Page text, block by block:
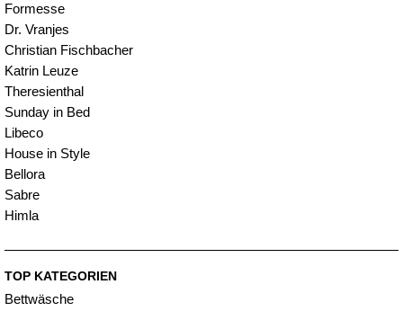
Formesse
Dr. Vranjes
Christian Fischbacher
Katrin Leuze
Theresienthal
Sunday in Bed
Libeco
House in Style
Bellora
Sabre
Himla
TOP KATEGORIEN
Bettwäsche